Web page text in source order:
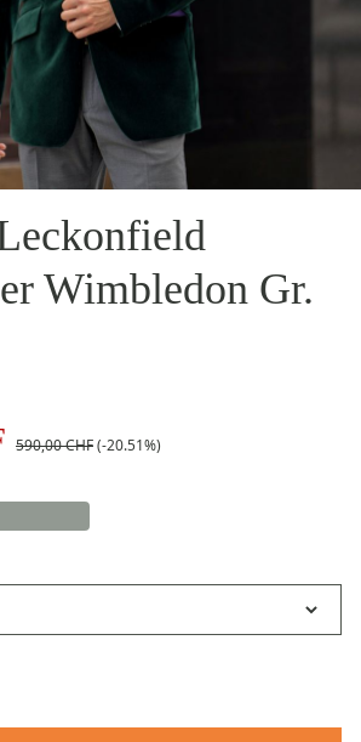
Wimbledon Gr.
590,00 CHF(-20.51%)